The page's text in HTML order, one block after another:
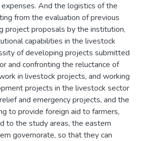
And the logistics of the
from the evaluation of previous
project proposals by the institution,
capabilities in the livestock
of developing projects submitted
and confronting the reluctance of
in livestock projects, and working
projects in the livestock sector
and emergency projects, and the
to provide foreign aid to farmers,
to the study areas, the eastern
governorate, so that they can